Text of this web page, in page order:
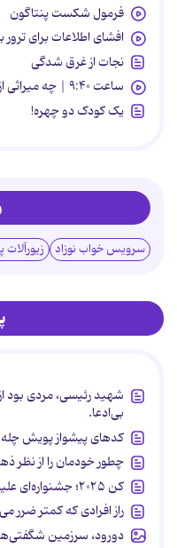
فرمول شکست پنتاگون
افشای اطلاعات برای ترور
نجات از غرق شدگی
ساعت ۹:۴۰ | چه میراثی از خود به جای گذاشت؟
یک کودک دو چهره!
سرویس خواب نوزاد زیورآلات
شهید رئیسی، مردی بود
بی‌ادعا.
کدهای پیشواز پویش
چطور خودمان را از نظر ذهنی ۳۸ برابر قوی‌تر
کن ۲۰۲۵؛ جشنواره‌ای علیه خانواده
راز افرادی که کمتر ضرر
دورود، سرزمین